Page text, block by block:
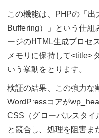
この機能は、PHPの「
Buffering）」という仕組
ージのHTML生成プロセ
メモリに保持して<title>
いう挙動をとります。
検証の結果、この強力な
WordPressコアが
CSS（グローバルスタイ
と競合し、処理を阻害ま